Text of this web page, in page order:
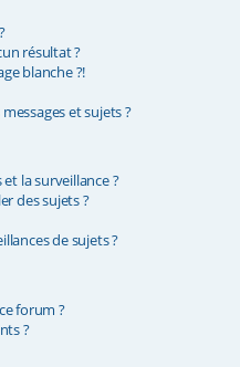
résultat ?
blanche ?!
et sujets ?
la surveillance ?
des sujets ?
de sujets ?
forum ?
?